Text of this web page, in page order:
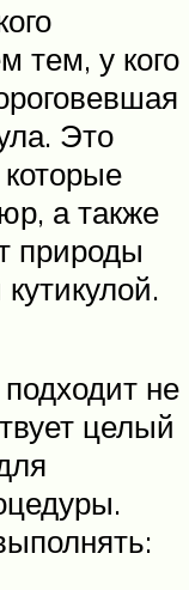
тем, у кого
Это
а также
природы
не
целый